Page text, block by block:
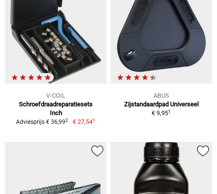
V-COIL
Schroefdraadreparatiesets
Inch
Adviesprijs € 36,992 € 27,541
ABUS
Zijstandaardpad Universeel
€ 9,951